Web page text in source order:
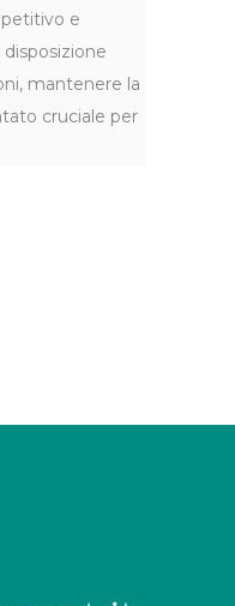
e
mantenere la
cruciale per